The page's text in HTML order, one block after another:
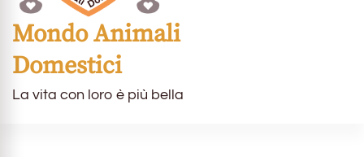
Mondo Animali
Domestici
La vita con loro è più bella